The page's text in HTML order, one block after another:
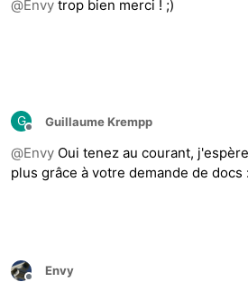
@Envy trop bien merci ! ;)
G
Hors-ligne
Guillaume Krempp
@Envy Oui tenez au courant,
plus grâce à votre demande de docs
Hors-ligne
Envy